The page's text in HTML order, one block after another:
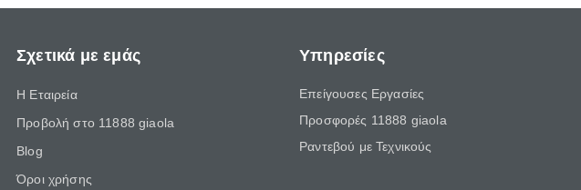
Σχετικά με εμάς
Η Εταιρεία
Προβολή στο 11888 giaola
Blog
Όροι χρήσης
Υπηρεσίες
Επείγουσες Εργασίες
Προσφορές 11888 giaola
Ραντεβού με Τεχνικούς